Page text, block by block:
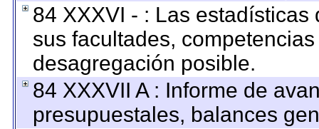
84 XXXVI - : Las
sus facultades,
desagregación posible.
84 XXXVII A : Informe de
presupuestales, balances